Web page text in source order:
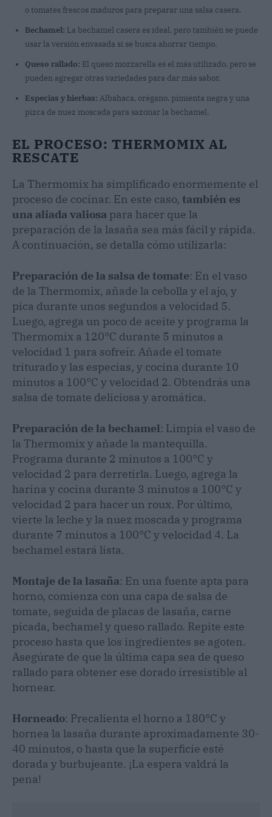
o tomates frescos maduros para preparar una salsa casera.
Bechamel: La bechamel casera es ideal, pero también se puede
usar la versión envasada si se busca ahorrar tiempo.
Queso rallado: El queso mozzarella es el más utilizado, pero se
pueden agregar otras variedades para dar más sabor.
Especias y hierbas: Albahaca, orégano, pimienta negra y una
pizca de nuez moscada para sazonar la bechamel.
EL PROCESO: THERMOMIX AL
RESCATE
La Thermomix ha simplificado enormemente el
proceso de cocinar. En este caso, también es
una aliada valiosa para hacer que la
preparación de la lasaña sea más fácil y rápida.
A continuación, se detalla cómo utilizarla:
Preparación de la salsa de tomate: En el vaso
de la Thermomix, añade la cebolla y el ajo, y
pica durante unos segundos a velocidad 5.
Luego, agrega un poco de aceite y programa la
Thermomix a 120°C durante 5 minutos a
velocidad 1 para sofreír. Añade el tomate
triturado y las especias, y cocina durante 10
minutos a 100°C y velocidad 2. Obtendrás una
salsa de tomate deliciosa y aromática.
Preparación de la bechamel: Limpia el vaso de
la Thermomix y añade la mantequilla.
Programa durante 2 minutos a 100°C y
velocidad 2 para derretirla. Luego, agrega la
harina y cocina durante 3 minutos a 100°C y
velocidad 2 para hacer un roux. Por último,
vierte la leche y la nuez moscada y programa
durante 7 minutos a 100°C y velocidad 4. La
bechamel estará lista.
Montaje de la lasaña: En una fuente apta para
horno, comienza con una capa de salsa de
tomate, seguida de placas de lasaña, carne
picada, bechamel y queso rallado. Repite este
proceso hasta que los ingredientes se agoten.
Asegúrate de que la última capa sea de queso
rallado para obtener ese dorado irresistible al
hornear.
Horneado: Precalienta el horno a 180°C y
hornea la lasaña durante aproximadamente 30-
40 minutos, o hasta que la superficie esté
dorada y burbujeante. ¡La espera valdrá la
pena!